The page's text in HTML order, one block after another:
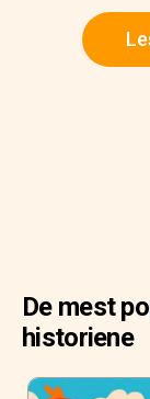
De mest
historiene